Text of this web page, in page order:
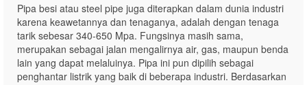
Pipa besi atau steel pipe juga diterapkan dalam dunia industri
karena keawetannya dan tenaganya, adalah dengan tenaga
tarik sebesar 340-650 Mpa. Fungsinya masih sama,
merupakan sebagai jalan mengalirnya air, gas, maupun benda
lain yang dapat melaluinya. Pipa ini pun dipilih sebagai
penghantar listrik yang baik di beberapa industri. Berdasarkan